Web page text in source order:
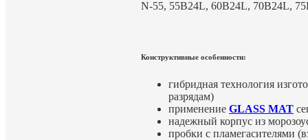
N-55, 55B24L, 60B24L, 70B24L, 75
Конструктивные особенности:
гибридная технология
разрядам)
применение GLASS MAT
надежный корпус из
пробки с пламегасителями